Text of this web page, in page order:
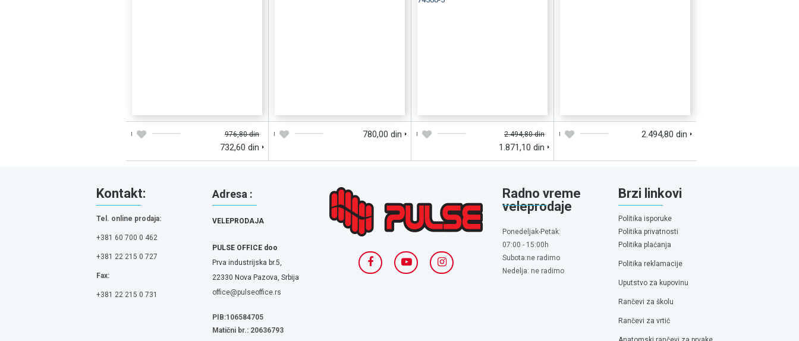
976,80 din
732,60 din
780,00 din 2.494,80 din
1.871,10 din
2.494,80 din
Kontakt:
Tel. online prodaja:
+381 60 700 0 462
+381 22 215 0 727
Fax:
+381 22 215 0 731
Adresa :
VELEPRODAJA
PULSE OFFICE doo
Prva industrijska br.5,
22330 Nova Pazova, Srbija
office@pulseoffice.rs
PIB:106584705
Matični br.: 20636793
Radno vreme
veleprodaje
Ponedeljak-Petak:
07:00 - 15:00h
Subota:ne radimo
Nedelja: ne radimo
Brzi linkovi
Politika isporuke
Politika privatnosti
Politika plaćanja
Politika reklamacije
Uputstvo za kupovinu
Rančevi za školu
Rančevi za vrtić